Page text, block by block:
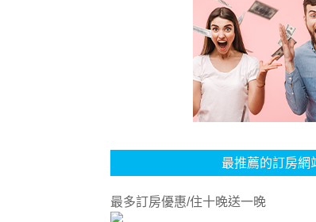
最推薦的訂房網
最多訂房優惠/住十晚送一晚